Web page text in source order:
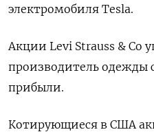
электромобиля Teslа.
Акции Levi Strauss & Co
производитель одежды
прибыли.
Котирующиеся в США